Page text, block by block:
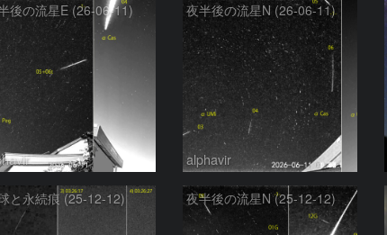
後の流星E (26-06-11) 夜半後の流星N (26-06-11)
alphavir
と永続痕 (25-12-12) 夜半後の流星N (25-12-12)